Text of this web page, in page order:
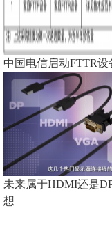
中国电信启动FTTR
未来属于HDMI还是
想